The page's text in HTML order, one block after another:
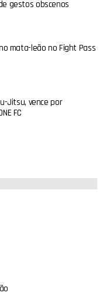
gestos obscenos
mata-leão no Fight Pass
Jitsu, vence por
FC